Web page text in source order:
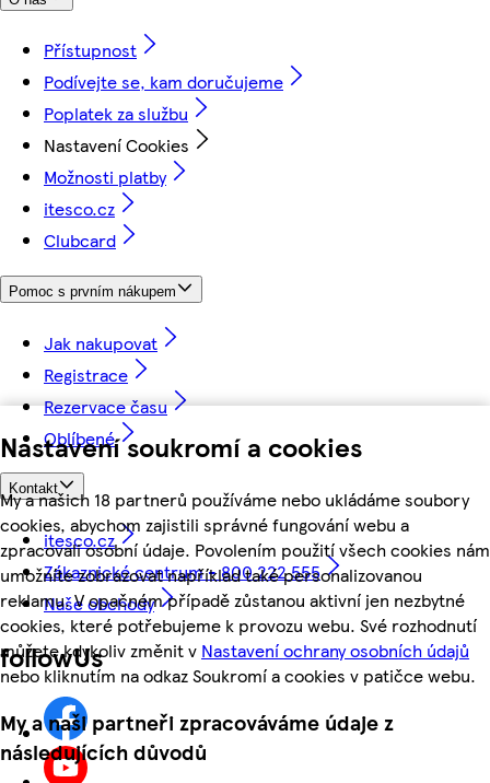
Nastavení soukromí a cookies
My a našich 18 partnerů používáme nebo ukládáme soubory
cookies, abychom zajistili správné fungování webu a
zpracovali osobní údaje. Povolením použití všech cookies nám
umožníte zobrazovat například také personalizovanou
reklamu. V opačném případě zůstanou aktivní jen nezbytné
cookies, které potřebujeme k provozu webu. Své rozhodnutí
můžete kdykoliv změnit v Nastavení ochrany osobních údajů
nebo kliknutím na odkaz Soukromí a cookies v patičce webu.
My a naši partneři zpracováváme údaje z
následujících důvodů
Přístupnost
Podívejte se, kam doručujeme
Poplatek za službu
Nastavení Cookies
Možnosti platby
itesco.cz
Clubcard
Pomoc s prvním nákupem
Jak nakupovat
Registrace
Rezervace času
Oblíbené
Kontakt
itesco.cz
Zákaznické centrum - 800 222 555
Naše obchody
followUs